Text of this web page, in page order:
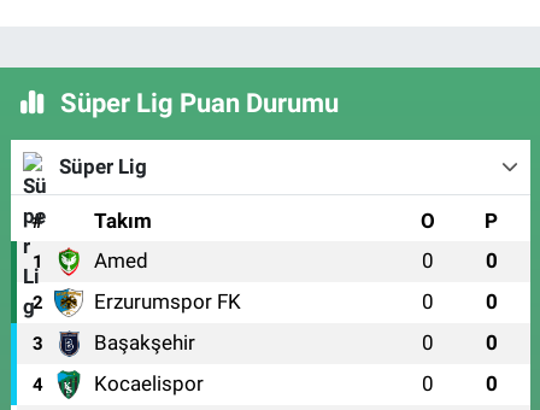
Süper Lig Puan Durumu
Süper Lig
# Takım O P
1 Amed 0 0
2 Erzurumspor FK 0 0
3 Başakşehir 0 0
4 Kocaelispor 0 0